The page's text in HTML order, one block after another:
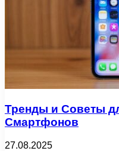
Тренды и Советы
Смартфонов
27.08.2025